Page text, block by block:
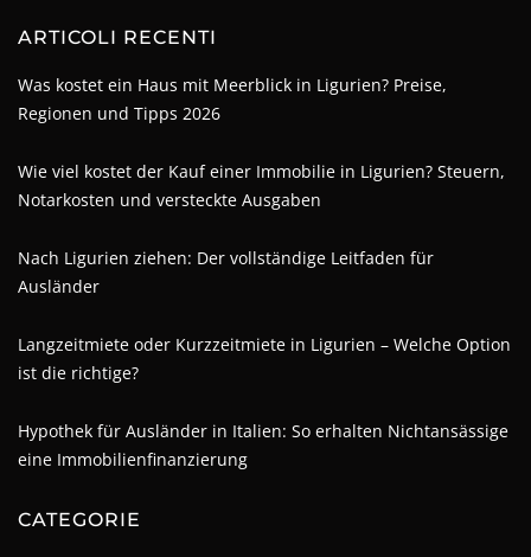
ARTICOLI RECENTI
Was kostet ein Haus mit Meerblick in Ligurien? Preise,
Regionen und Tipps 2026
Wie viel kostet der Kauf einer Immobilie in Ligurien? Steuern,
Notarkosten und versteckte Ausgaben
Nach Ligurien ziehen: Der vollständige Leitfaden für
Ausländer
Langzeitmiete oder Kurzzeitmiete in Ligurien – Welche Option
ist die richtige?
Hypothek für Ausländer in Italien: So erhalten Nichtansässige
eine Immobilienfinanzierung
CATEGORIE